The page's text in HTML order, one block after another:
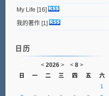
My Life [16]
我的著作[1]
日历
< 2026 > < 8 >
日 一 二 三 四 五
六
1